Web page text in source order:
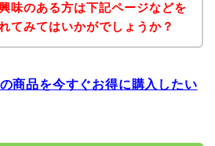
味のある方は下記ページなどを
てみてはいかがでしょうか？
商品を今すぐお得に購入したい